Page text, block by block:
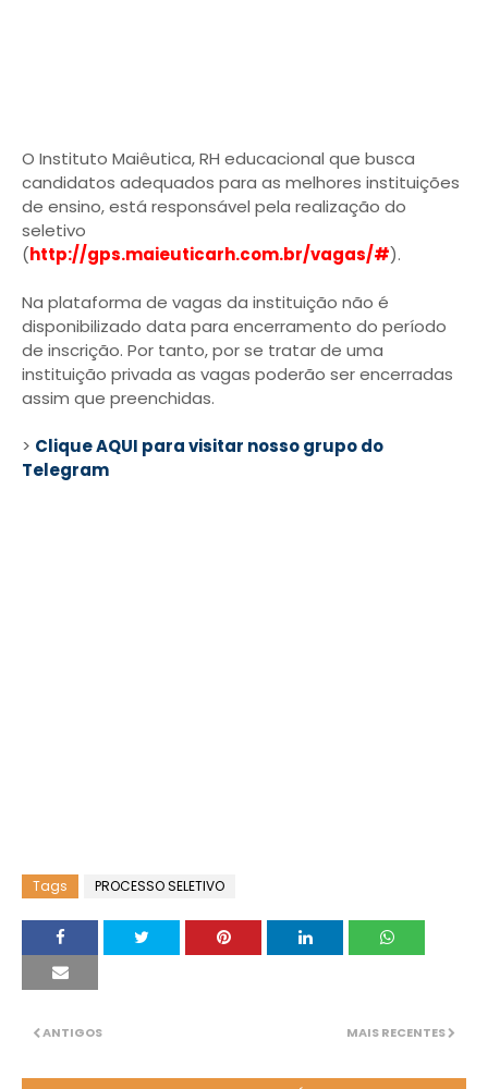
O Instituto Maiêutica, RH educacional que busca
candidatos adequados para as melhores instituições
de ensino, está responsável pela realização do
seletivo
(http://gps.maieuticarh.com.br/vagas/#).
Na plataforma de vagas da instituição não é
disponibilizado data para encerramento do período
de inscrição. Por tanto, por se tratar de uma
instituição privada as vagas poderão ser encerradas
assim que preenchidas.
> Clique AQUI para visitar nosso grupo do
Telegram
Tags PROCESSO SELETIVO
MAIS RECENTES
ANTIGOS